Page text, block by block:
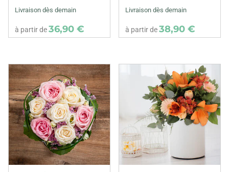
Livraison dès demain
à partir de36,90 €
Livraison dès demain
à partir de38,90 €